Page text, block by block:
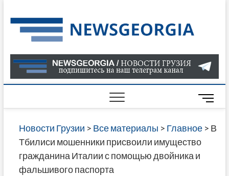
to
content
О
В
ГРУЗИИ
САЙТЕ
M
e
n
Новости Грузии > Все материалы > Главное> В
Тбилиси мошенники присвоили имущество
гражданина Италии с помощью двойника и
фальшивого паспорта